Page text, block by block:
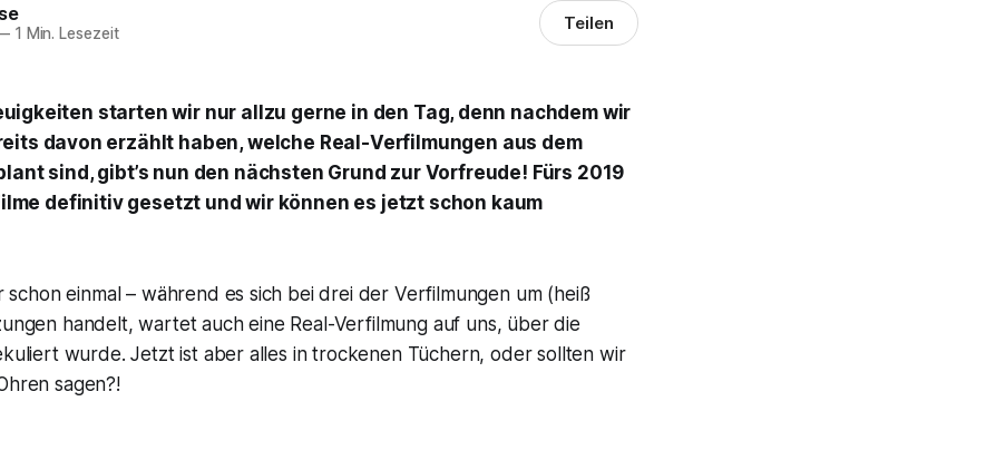
1 Min. Lesezeit Teilen
starten wir nur allzu gerne in den Tag, denn nachdem wir
davon erzählt haben, welche Real-Verfilmungen aus dem
sind, gibt’s nun den nächsten Grund zur Vorfreude! Fürs 2019
definitiv gesetzt und wir können es jetzt schon kaum
schon einmal – während es sich bei drei der Verfilmungen um (heiß
handelt, wartet auch eine Real-Verfilmung auf uns, über die
wurde. Jetzt ist aber alles in trockenen Tüchern, oder sollten wir
sagen?!